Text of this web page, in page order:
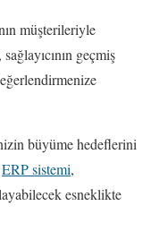
müşterileriyle
geçmiş
büyüme hedeflerini
ERP sistemi,
esneklikte